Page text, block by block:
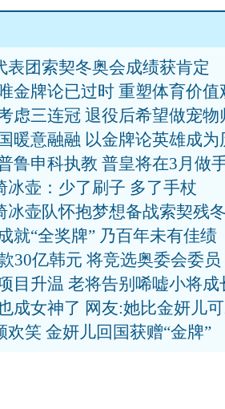
表团索契冬奥会成绩获肯定
金牌论已过时 重塑体育价值
虑三连冠 退役后希望做宠物
暖意融融 以金牌论英雄成为
鲁申科执教 普皇将在3月做
冰壶：少了刷子 多了手杖
冰壶队怀抱梦想备战索契残
就“全奖牌” 乃百年未有佳绩
30亿韩元 将竞选奥委会委员
目升温 老将告别唏嘘小将成
成女神了 网友:她比金妍儿
笑 金妍儿回国获赠“金牌”